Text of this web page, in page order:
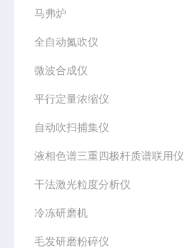
马弗炉
全自动氮吹仪
微波合成仪
平行定量浓缩仪
自动吹扫捕集仪
液相色谱三重四极杆质谱联用仪
干法激光粒度分析仪
冷冻研磨机
毛发研磨粉碎仪